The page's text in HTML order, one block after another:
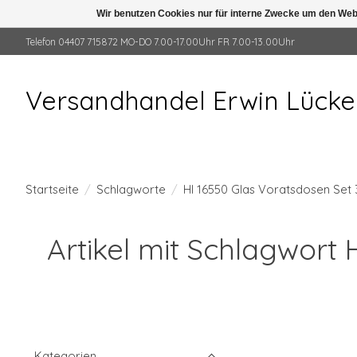
Telefon 04407 715872 MO-DO 7.00-17.00Uhr FR 7.00-13.00Uhr
Versandhandel Erwin
Startseite / Schlagworte / HI 16550 Glas Voratsdosen
Artikel mit Schlagwort
Wir benutzen Cookies nur für interne Zwecke um den